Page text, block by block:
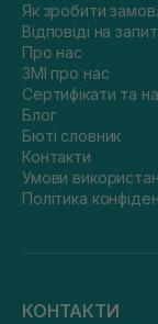
Як зробити
Відповіді на
Про нас
ЗМІ про нас
Сертифікати та
Блог
Бюті словник
Контакти
Умови
Політика
КОНТАКТИ